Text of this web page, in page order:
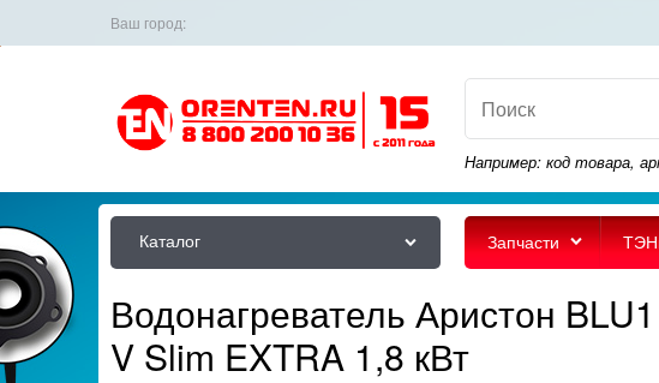
Ваш город:
Например: код товара,
Каталог Запчасти
Водонагреватель Аристон
V Slim EXTRA 1,8 кВт